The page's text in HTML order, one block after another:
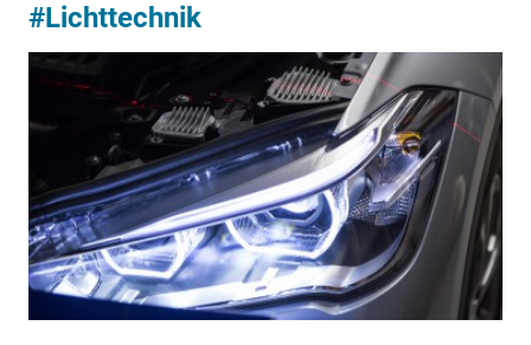
#Lichttechnik